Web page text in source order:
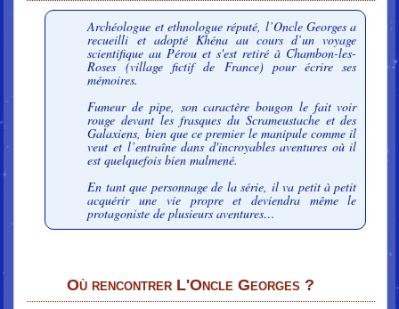
Archéologue et ethnologue réputé, l’Oncle Georges a
recueilli et adopté Khéna au cours d’un voyage
scientifique au Pérou et s'est retiré à Chambon-les-
Roses (village fictif de France) pour écrire ses
mémoires.
Fumeur de pipe, son caractère bougon le fait voir
rouge devant les frasques du Scrameustache et des
Galaxiens, bien que ce premier le manipule comme il
veut et l’entraîne dans d'incroyables aventures où il
est quelquefois bien malmené.
En tant que personnage de la série, il va petit à petit
acquérir une vie propre et deviendra même le
protagoniste de plusieurs aventures…
Où rencontrer L'Oncle Georges ?